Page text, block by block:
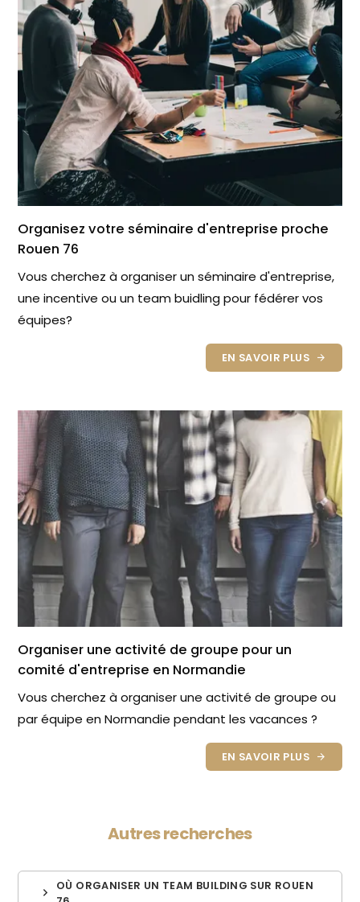
Organisez votre séminaire d'entreprise proche
Rouen 76
Vous cherchez à organiser un séminaire d'entreprise,
une incentive ou un team buidling pour fédérer vos
équipes?
EN SAVOIR PLUS
Organiser une activité de groupe pour un
comité d'entreprise en Normandie
Vous cherchez à organiser une activité de groupe ou
par équipe en Normandie pendant les vacances ?
EN SAVOIR PLUS
Autres recherches
OÙ ORGANISER UN TEAM BUILDING SUR ROUEN